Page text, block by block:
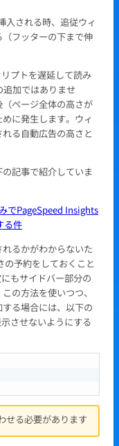
入される時、追従ウィ
フッターの下まで伸
プトを遅延して読み
加ではありませ
ページ全体の高さが
に発生します。ウィ
る自動広告の高さと
記事で紹介していま
でPageSpeed Insights
る件
るかがわからないた
予約をしておくこと
もサイドバー部分の
の方法を使いつつ、
る場合には、以下の
させないようにする
せる必要があります